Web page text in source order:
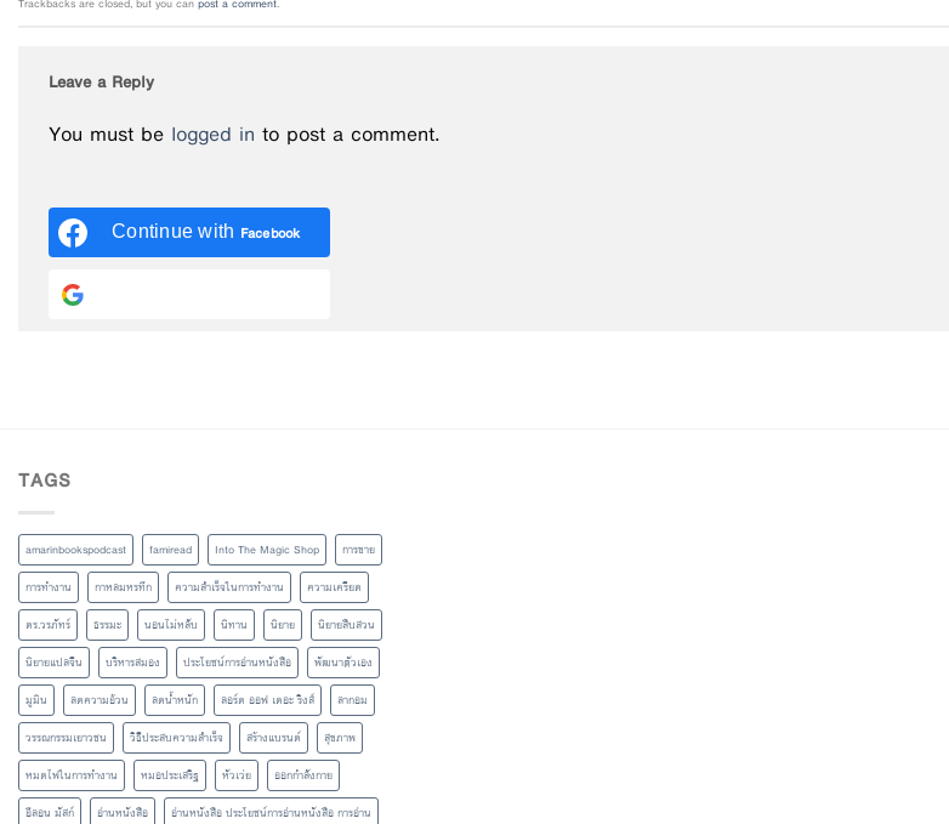
Leave a Reply
You must be logged in to post a comment.
Continue with Facebook
TAGS
amarinbookspodcast famiread Into The Magic Shop
การขาย
การทำงาน
กาหลมหรทึก ความสำเร็จในการทำงาน
ความเครียด
ดร.วรภัทร์
ธรรมะ นอนไม่หลับ นิทาน นิยาย
นิยายสืบสวน
นิยายแปลจีน
บริหารสมอง ประโยชน์การอ่านหนังสือ
พัฒนาตัวเอง
มูมิน
ลดความอ้วน ลดน้ำหนัก ลอร์ด ออฟ เดอะ ริงส์
ลากอม
วรรณกรรมเยาวชน
วิธีประสบความสำเร็จ สร้างแบรนด์
สุขภาพ
หมดไฟในการทำงาน
หมอประเสริฐ หัวเว่ย
ออกกำลังกาย
อีลอน มัสก์
อ่านหนังสือ
อ่านหนังสือ ประโยชน์การอ่านหนังสือ การอ่าน